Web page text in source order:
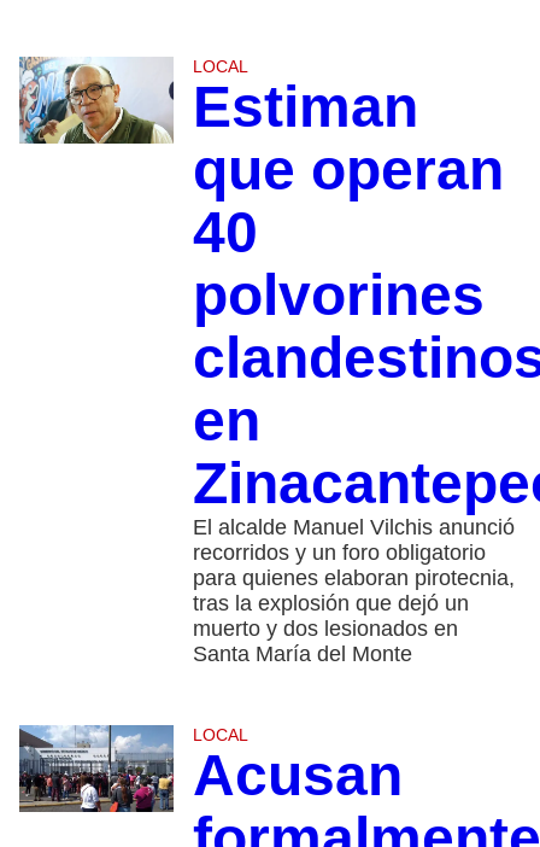
LOCAL
Estiman
que operan
40
polvorines
en
El alcalde Manuel Vilchis anunció
recorridos y un foro obligatorio
para quienes elaboran pirotecnia,
tras la explosión que dejó un
muerto y dos lesionados en
Santa María del Monte
LOCAL
Acusan